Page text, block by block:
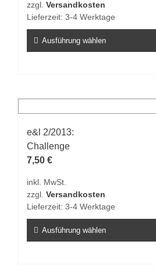
der
gewählt
werden
zzgl. Versandkosten
Lieferzeit: 3-4 Werktage
Ausführung wählen
Varianten
auf.
Die
Optionen
auf
der
gewählt
werden
e&l 2/2013:
Challenge
7,50 €
inkl. MwSt.
zzgl. Versandkosten
Lieferzeit: 3-4 Werktage
Ausführung wählen